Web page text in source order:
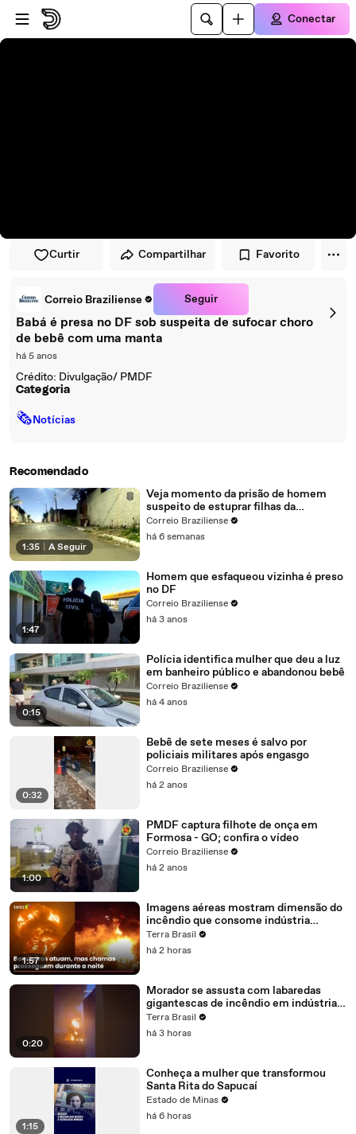
Pular para o player
Ir para o conteúdo principal
Conectar
Curtir Compartilhar Favorito
Correio Braziliense Seguir
Babá é presa no DF sob suspeita de sufocar choro
de bebê com uma manta
há 5 anos
Crédito: Divulgação/ PMDF
Categoria
🗞Notícias
Recomendado
1:35 A Seguir
Veja momento da prisão de homem
suspeito de estuprar filhas da
namorada
Correio Braziliense
há 6 semanas
1:47
Homem que esfaqueou vizinha é preso
no DF
Correio Braziliense
há 3 anos
0:15
Polícia identifica mulher que deu a luz
em banheiro público e abandonou bebê
Correio Braziliense
há 4 anos
0:32
Bebê de sete meses é salvo por
policiais militares após engasgo
Correio Braziliense
há 2 anos
1:00
PMDF captura filhote de onça em
Formosa - GO; confira o vídeo
Correio Braziliense
há 2 anos
1:57
Imagens aéreas mostram dimensão do
incêndio que consome indústria
química em Itaquaquecetuba (SP)
Terra Brasil
há 2 horas
0:20
Morador se assusta com labaredas
gigantescas de incêndio em indústria
química em SP #shorts
Terra Brasil
há 3 horas
1:15
Conheça a mulher que transformou
Santa Rita do Sapucaí
Estado de Minas
há 6 horas